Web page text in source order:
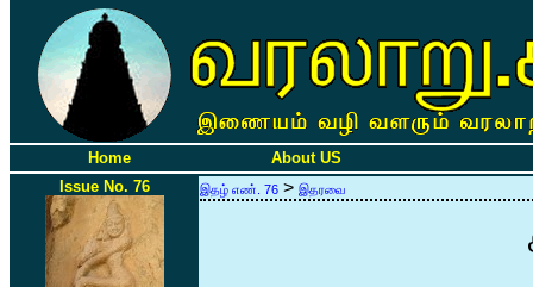
Home
About US
Issue No. 76
இதழ் எண். 76 > இதரவை